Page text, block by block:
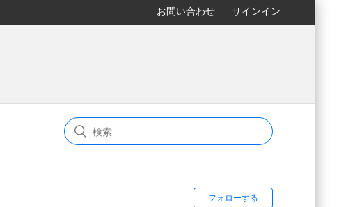
お問い合わせ サインイン
フォローする